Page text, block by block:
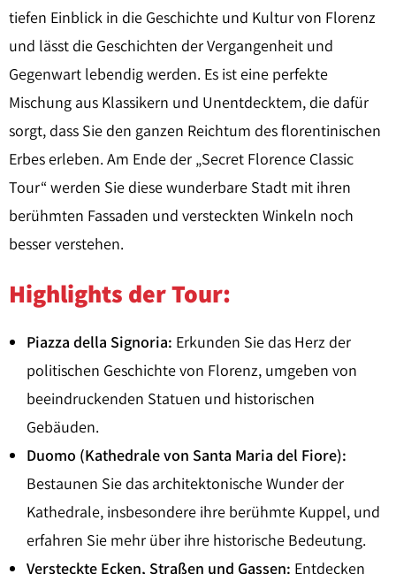
tiefen Einblick in die Geschichte und Kultur von Florenz
und lässt die Geschichten der Vergangenheit und
Gegenwart lebendig werden. Es ist eine perfekte
Mischung aus Klassikern und Unentdecktem, die dafür
sorgt, dass Sie den ganzen Reichtum des florentinischen
Erbes erleben. Am Ende der „Secret Florence Classic
Tour“ werden Sie diese wunderbare Stadt mit ihren
berühmten Fassaden und versteckten Winkeln noch
besser verstehen.
Highlights der Tour:
Piazza della Signoria: Erkunden Sie das Herz der
politischen Geschichte von Florenz, umgeben von
beeindruckenden Statuen und historischen
Gebäuden.
Duomo (Kathedrale von Santa Maria del Fiore):
Bestaunen Sie das architektonische Wunder der
Kathedrale, insbesondere ihre berühmte Kuppel, und
erfahren Sie mehr über ihre historische Bedeutung.
Versteckte Ecken, Straßen und Gassen: Entdecken